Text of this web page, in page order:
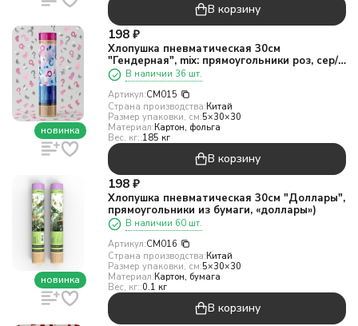
В корзину
новинка
198 ₽
Хлопушка пневматическая 30см
"Гендерная", mix: прямоугольники роз, сер/
голуб, сер)
В наличии 36 шт.
Артикул:CM015
Страна производства:Китай
Размер упаковки, см:5×30×30
Материал:Картон, фольга
Вес, кг::185 кг
В корзину
новинка
198 ₽
Хлопушка пневматическая 30см "Доллары",
прямоугольники из бумаги, «доллары»)
В наличии 60 шт.
Артикул:СМ016
Страна производства:Китай
Размер упаковки, см:5×30×30
Материал:Картон, бумага
Вес, кг::0.1 кг
В корзину